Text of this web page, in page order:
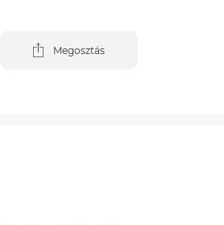
Megosztás